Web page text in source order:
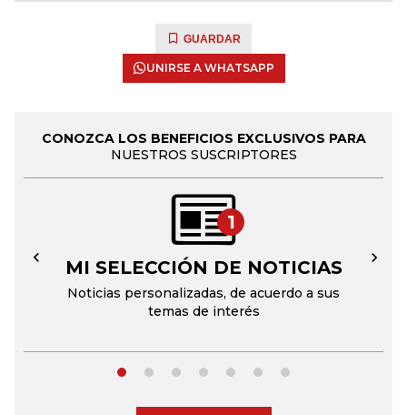
GUARDAR
UNIRSE A WHATSAPP
CONOZCA LOS BENEFICIOS EXCLUSIVOS PARA
NUESTROS SUSCRIPTORES
1
MI SELECCIÓN DE NOTICIAS
Noticias personalizadas, de acuerdo a sus
temas de interés
← →